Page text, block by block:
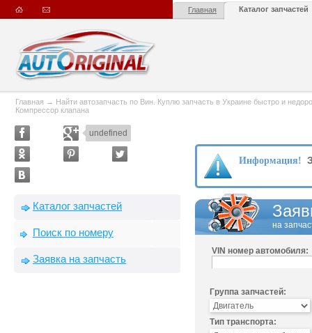
Главная Каталог запчастей
Главная → Найти автозапчасть по Вин. Куплю запчасть в Украине быстро и
Компрессор клапана
undefined
Каталог запчастей
Поиск по номеру
Заявка на запчасть
Информация!
на
VIN номер автомобиля:
Группа запчастей:
Тип транспорта: